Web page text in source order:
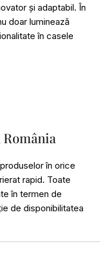
și adaptabil. În
doar luminează
în casele
în orice
rapid. Toate
în termen de
de disponibilitatea